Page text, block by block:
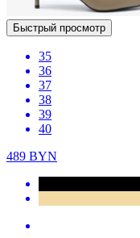
Быстрый просмотр
35
36
37
38
39
40
489 BYN